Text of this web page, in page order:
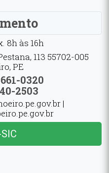
8h às 16h
113 55702-005
PE
0320
2503
|